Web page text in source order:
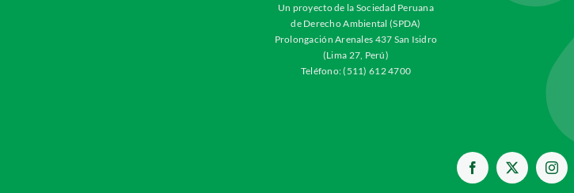
Un proyecto de la Sociedad Peruana
de Derecho Ambiental (SPDA)
Prolongación Arenales 437 San Isidro
(Lima 27, Perú)
Teléfono: (511) 612 4700